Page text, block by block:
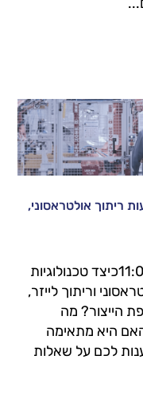
ריתוך אולטראסוני,
וובינר מקצועי 16.12.24 | 11:00-12:00כיצד טכנולוגיות
וריתוך לייזר,
הייצור? מה
היא מתאימה
לכם על שאלות